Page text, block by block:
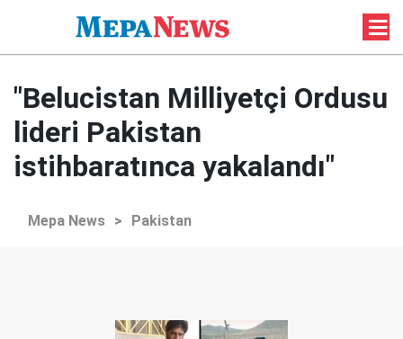
"Belucistan Milliyetçi Ordusu
lideri Pakistan
istihbaratınca yakalandı"
Mepa News > Pakistan